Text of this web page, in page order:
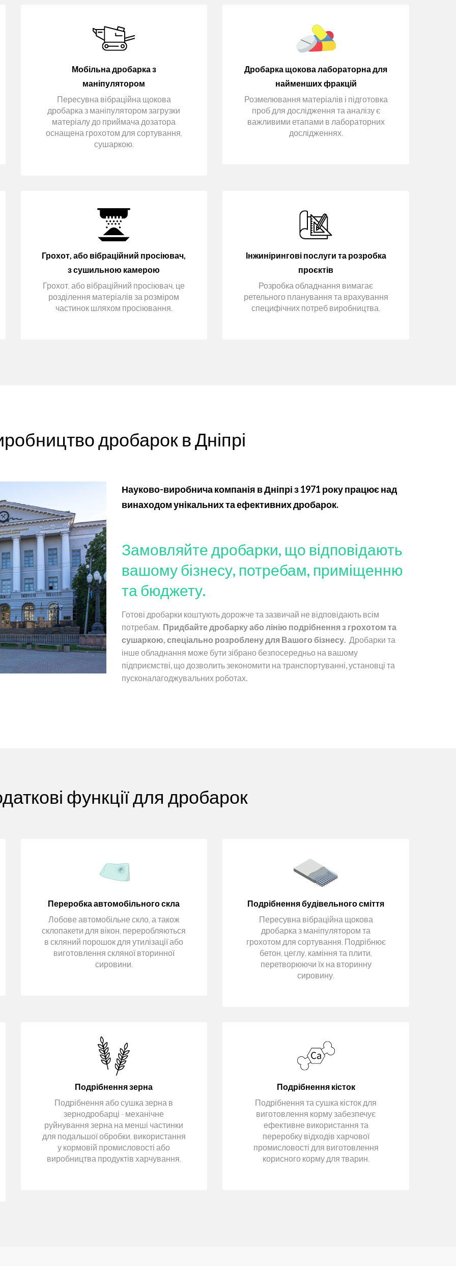
Пересувна вібраційна щокова
дробарка з маніпулятором загрузки
матеріалу до приймача дозатора
оснащена грохотом для сортування,
сушаркою.
Мобільна дробарка з
маніпулятором
Розмелювання матеріалів і підготовка
проб для дослідження та аналізу є
важливими етапами в лабораторних
дослідженнях.
Дробарка щокова лабораторна для
найменших фракцій
Грохот, або вібраційний просіювач, це
розділення матеріалів за розміром
частинок шляхом просіювання.
Грохот, або вібраційний просіювач,
з сушильною камерою
Розробка обладнання вимагає
ретельного планування та врахування
специфічних потреб виробництва.
Інжинірингові послуги та розробка
проєктів
дробарок в Дніпрі
Науково-виробнича компанія в Дніпрі з 1971 року працює над
винаходом унікальних та ефективних дробарок.
Замовляйте дробарки, що відповідають
вашому бізнесу, потребам, приміщенню
та бюджету.
Готові дробарки коштують дорожче та зазвичай не відповідають всім
потребам. Придбайте дробарку або лінію подрібнення з грохотом та
сушаркою, спеціально розроблену для Вашого бізнесу. Дробарки та
інше обладнання може бути зібрано безпосередньо на вашому
підприємстві, що дозволить зекономити на транспортуванні, установці та
пусконалагоджувальних роботах.
функції для дробарок
Лобове автомобільне скло, а також
склопакети для вікон, переробляються
в скляний порошок для утилізації або
виготовлення скляної вторинної
сировини.
Переробка автомобільного скла
Пересувна вібраційна щокова
дробарка з маніпулятором та
грохотом для сортування. Подрібнює
бетон, цеглу, каміння та плити,
перетворюючи їх на вторинну
сировину.
Подрібнення будівельного сміття
Подрібнення або сушка зерна в
зернодробарці - механічне
руйнування зерна на менші частинки
для подальшої обробки, використання
у кормовій промисловості або
виробництва продуктів харчування.
Подрібнення зерна
Подрібнення та сушка кісток для
виготовлення корму забезпечує
ефективне використання та
переробку відходів харчової
промисловості для виготовлення
корисного корму для тварин.
Подрібнення кісток